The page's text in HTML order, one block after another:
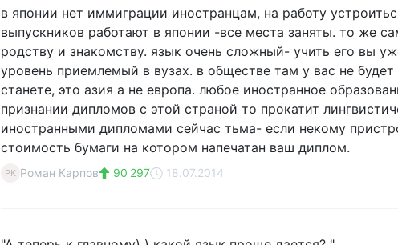
в японии нет иммиграции иностранцам, на работу
выпускников работают в японии -все места заняты. то же
родству и знакомству. язык очень сложный- учить его вы
уровень приемлемый в вузах. в обществе там у вас не
станете, это азия а не европа. любое иностранное
признании дипломов с этой страной то прокатит
иностранными дипломами сейчас тьма- если некому
стоимость бумаги на котором напечатан ваш диплом.
РК Роман Карпов 90 297 18.07.2014